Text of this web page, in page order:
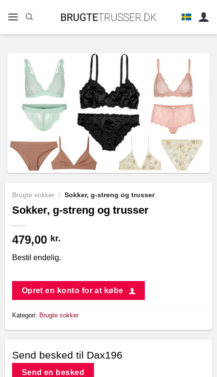
Brugte sokker / Sokker, g-streng og trusser
Sokker, g-streng og trusser
479,00 kr.
Bestil endelig.
Opret en konto for at købe
Kategori: Brugte sokker
Send besked til Dax196
Send en besked